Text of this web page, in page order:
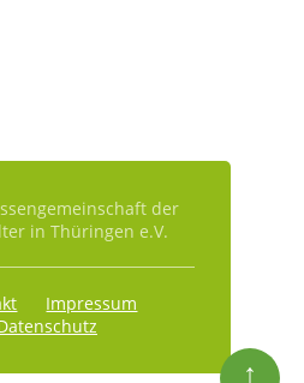
der
in Thüringen e.V.
Impressum
↑